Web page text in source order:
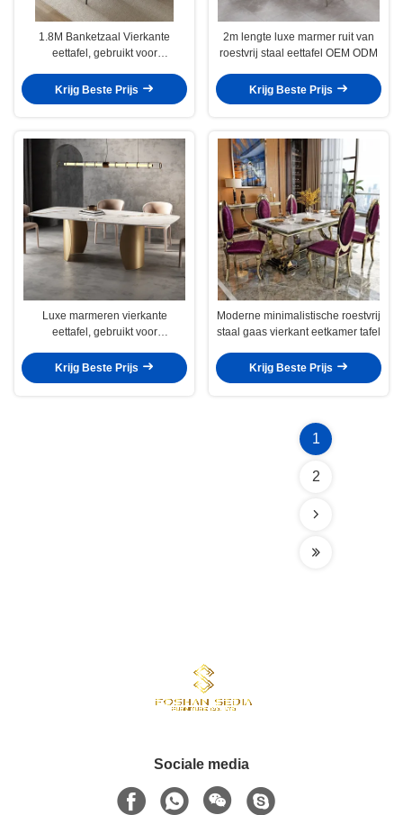
1.8M Banketzaal Vierkante
eettafel, gebruikt voor
Krijg Beste Prijs
2m lengte luxe marmer ruit van
roestvrij staal eettafel OEM ODM
Krijg Beste Prijs
Luxe marmeren vierkante
eettafel, gebruikt voor
Krijg Beste Prijs
Moderne minimalistische roestvrij
staal gaas vierkant eetkamer tafel
Krijg Beste Prijs
1
2
Sociale media